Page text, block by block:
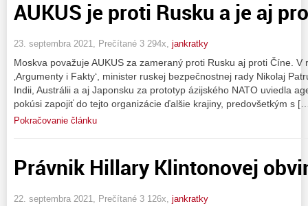
AUKUS je proti Rusku a je aj
23. septembra 2021, Prečítané 3 294x, jankratky
Moskva považuje AUKUS za zameraný proti Rusku aj proti Číne.
‚Argumenty i Fakty‘, minister ruskej bezpečnostnej rady Nikolaj
Indii, Austrálii a aj Japonsku za prototyp ázijského NATO uviedla
pokúsi zapojiť do tejto organizácie ďalšie krajiny, predovšetkým s
Pokračovanie článku
Právnik Hillary Klintonovej
22. septembra 2021, Prečítané 3 126x, jankratky